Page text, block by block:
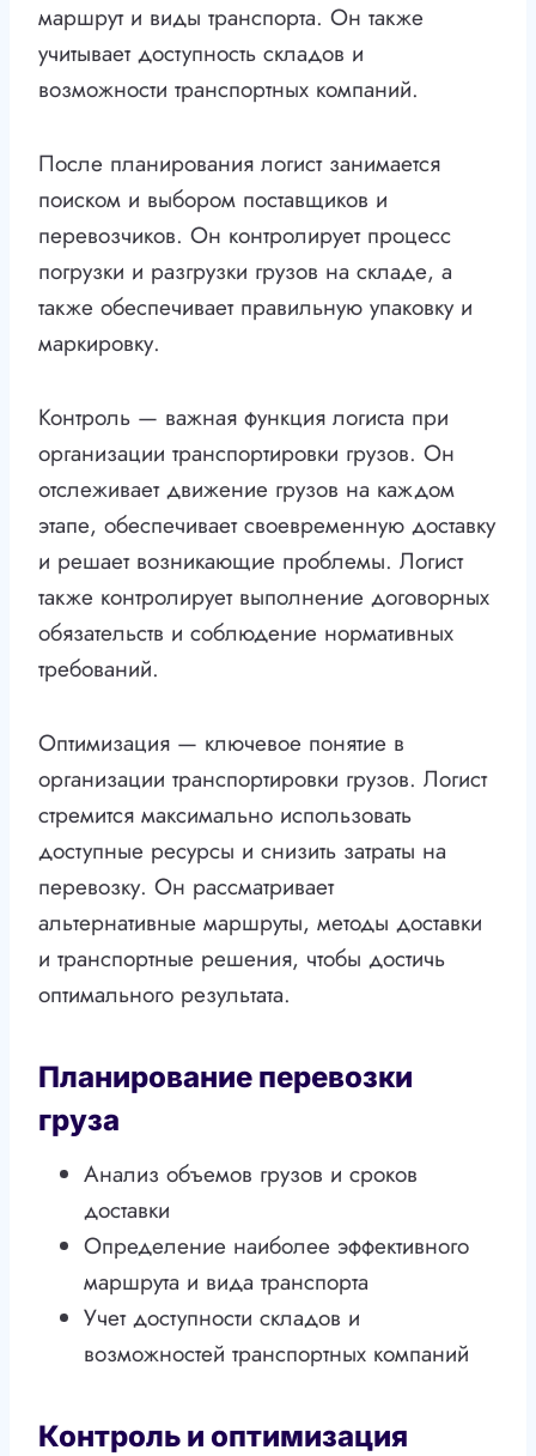
маршрут и виды транспорта. Он также
учитывает доступность складов и
возможности транспортных компаний.
После планирования логист занимается
поиском и выбором поставщиков и
перевозчиков. Он контролирует процесс
погрузки и разгрузки грузов на складе, а
также обеспечивает правильную упаковку и
маркировку.
Контроль — важная функция логиста при
организации транспортировки грузов. Он
отслеживает движение грузов на каждом
этапе, обеспечивает своевременную доставку
и решает возникающие проблемы. Логист
также контролирует выполнение договорных
обязательств и соблюдение нормативных
требований.
Оптимизация — ключевое понятие в
организации транспортировки грузов. Логист
стремится максимально использовать
доступные ресурсы и снизить затраты на
перевозку. Он рассматривает
альтернативные маршруты, методы доставки
и транспортные решения, чтобы достичь
оптимального результата.
Планирование перевозки
груза
Анализ объемов грузов и сроков
доставки
Определение наиболее эффективного
маршрута и вида транспорта
Учет доступности складов и
возможностей транспортных компаний
Контроль и оптимизация